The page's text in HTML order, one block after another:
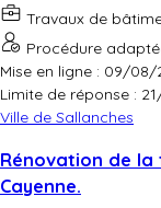
Travaux de
Procédure
Mise en ligne : 09/08/
Limite de réponse :
Ville de Sallanches
Rénovation de
Cayenne.